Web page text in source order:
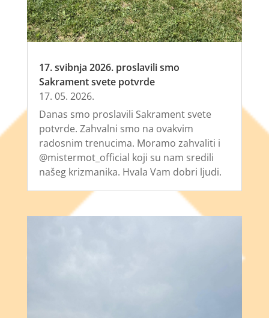
17. svibnja 2026. proslavili smo
Sakrament svete potvrde
17. 05. 2026.
Danas smo proslavili Sakrament svete
potvrde. Zahvalni smo na ovakvim
radosnim trenucima. Moramo zahvaliti i
@mistermot_official koji su nam sredili
našeg krizmanika. Hvala Vam dobri ljudi.